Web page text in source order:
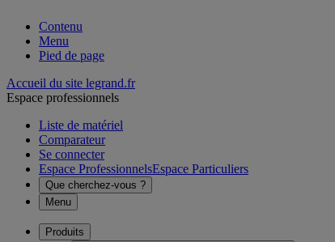
Contenu
Menu
Pied de page
Accueil du site legrand.fr
Espace professionnels
Liste de matériel
Comparateur
Se connecter
Espace ProfessionnelsEspace Particuliers
Que cherchez-vous ?
Menu
Produits